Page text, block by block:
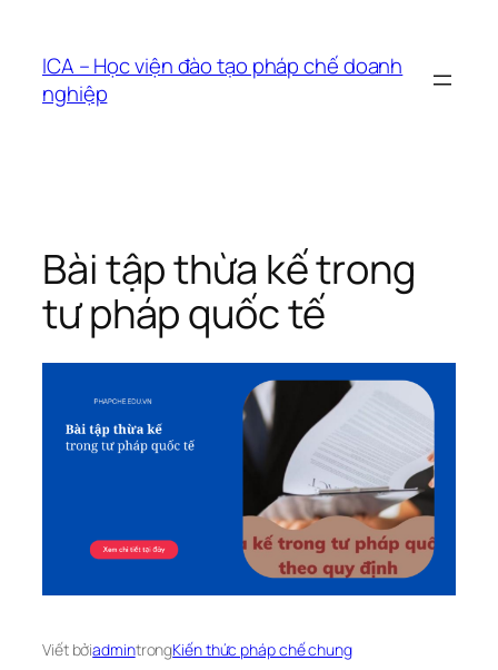
phầnICA – Học viện đào tạo pháp chế doanh
nghiệp
Bài tập thừa kế trong
tư pháp quốc tế
Viết bởiadmintrongKiến thức pháp chế chung